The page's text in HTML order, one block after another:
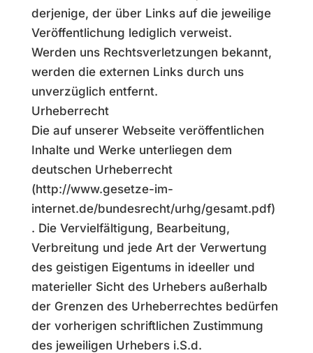
derjenige, der über Links auf die jeweilige
Veröffentlichung lediglich verweist.
Werden uns Rechtsverletzungen bekannt,
werden die externen Links durch uns
unverzüglich entfernt.
Urheberrecht
Die auf unserer Webseite veröffentlichen
Inhalte und Werke unterliegen dem
deutschen Urheberrecht
(http://www.gesetze-im-
internet.de/bundesrecht/urhg/gesamt.pdf)
. Die Vervielfältigung, Bearbeitung,
Verbreitung und jede Art der Verwertung
des geistigen Eigentums in ideeller und
materieller Sicht des Urhebers außerhalb
der Grenzen des Urheberrechtes bedürfen
der vorherigen schriftlichen Zustimmung
des jeweiligen Urhebers i.S.d.